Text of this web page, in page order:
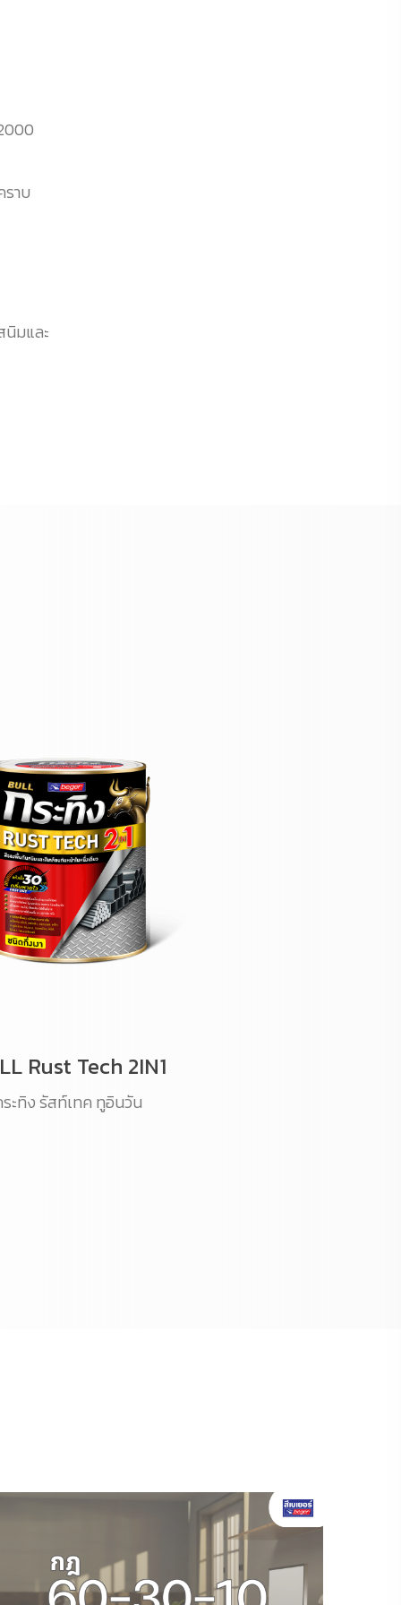
าบ
นิมและ
Rust Tech 2IN1
ะทิง รัสท์เทค ทูอินวัน